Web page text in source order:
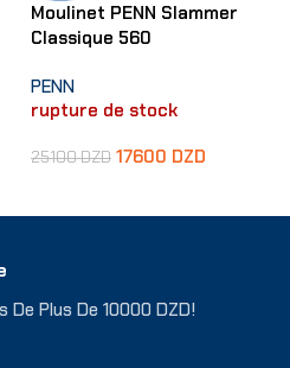
Moulinet PENN Slammer
Classique 560
PENN
rupture de stock
25100DZD 17600 DZD
De Plus De 10000 DZD!